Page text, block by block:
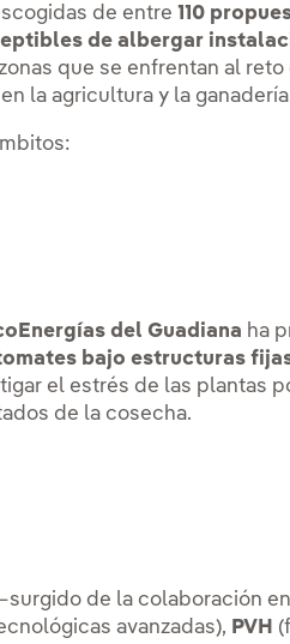
de entre 110
de albergar
que se enfrentan al
la agricultura y la
del Guadiana ha
bajo estructuras
el estrés de las plantas
de la cosecha.
de la colaboración
avanzadas), PVH